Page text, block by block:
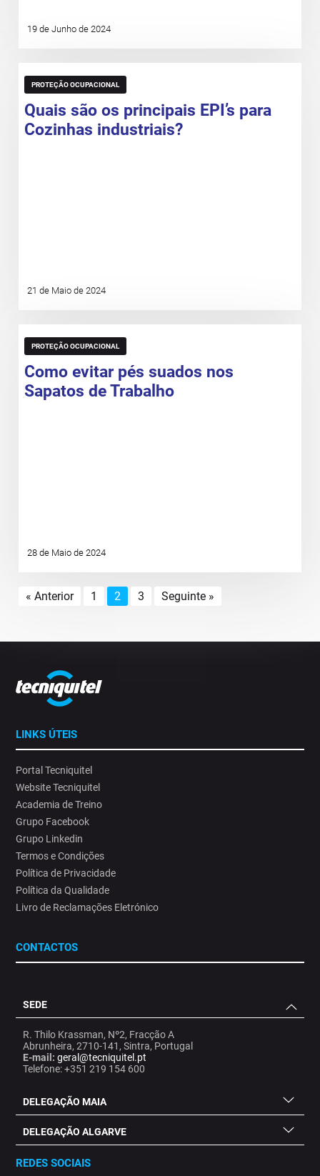
19 de Junho de 2024
PROTEÇÃO OCUPACIONAL
Quais são os principais EPI’s para
Cozinhas industriais?
21 de Maio de 2024
PROTEÇÃO OCUPACIONAL
Como evitar pés suados nos
Sapatos de Trabalho
28 de Maio de 2024
« Anterior 1 2 3 Seguinte »
LINKS ÚTEIS
Portal Tecniquitel
Website Tecniquitel
Academia de Treino
Grupo Facebook
Grupo Linkedin
Termos e Condições
Política de Privacidade
Política da Qualidade
Livro de Reclamações Eletrónico
CONTACTOS
SEDE
R. Thilo Krassman, Nº2, Fracção A
Abrunheira, 2710-141, Sintra, Portugal
E-mail: geral@tecniquitel.pt
Telefone: +351 219 154 600
DELEGAÇÃO MAIA
DELEGAÇÃO ALGARVE
REDES SOCIAIS